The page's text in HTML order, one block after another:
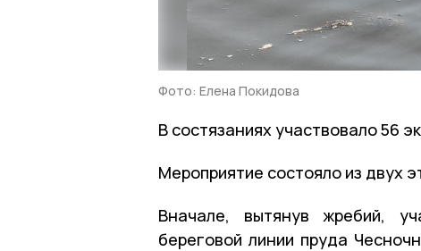
Фото: Елена Покидова
В состязаниях участвовало 56
Мероприятие состояло из двух
Вначале, вытянув жребий,
береговой линии пруда